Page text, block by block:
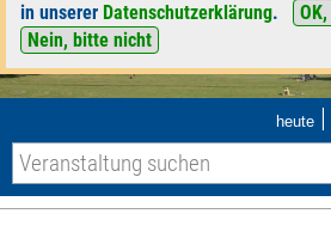
in unserer Datenschutzerklärung.
Nein, bitte nicht
heute |